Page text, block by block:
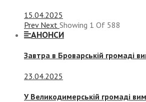
15.04.2025
Prev Next Showing 1 Of 588
АНОНСИ
Завтра в Броварській громаді
23.04.2025
У Великодимерській громаді